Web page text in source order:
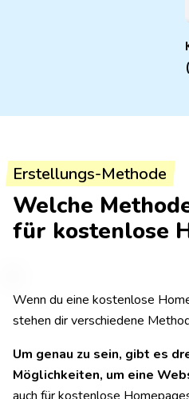
Erstellungs-Methode
Welche
für kostenlose
Wenn du eine kostenlose
stehen dir verschiedene
Um genau zu sein, gibt es
Möglichkeiten, um eine